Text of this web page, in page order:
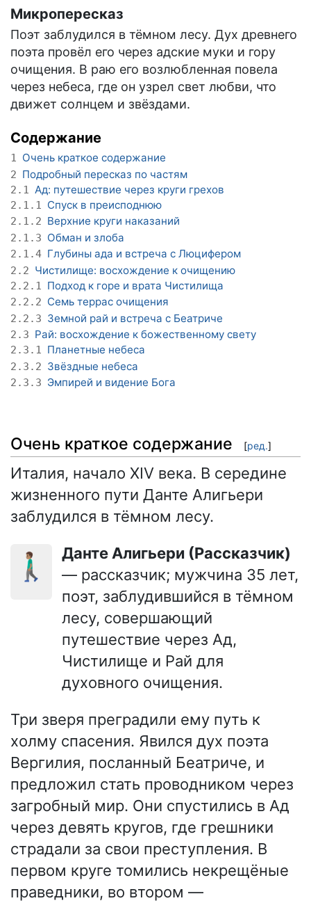
Микропересказ
Поэт заблудился в тёмном лесу. Дух древнего
поэта провёл его через адские муки и гору
очищения. В раю его возлюбленная повела
через небеса, где он узрел свет любви, что
движет солнцем и звёздами.
Содержание
1 Очень краткое содержание
2 Подробный пересказ по частям
2.1 Ад: путешествие через круги грехов
2.1.1 Спуск в преисподнюю
2.1.2 Верхние круги наказаний
2.1.3 Обман и злоба
2.1.4 Глубины ада и встреча с Люцифером
2.2 Чистилище: восхождение к очищению
2.2.1 Подход к горе и врата Чистилища
2.2.2 Семь террас очищения
2.2.3 Земной рай и встреча с Беатриче
2.3 Рай: восхождение к божественному свету
2.3.1 Планетные небеса
2.3.2 Звёздные небеса
2.3.3 Эмпирей и видение Бога
Очень краткое содержание [ред.]
Италия, начало XIV века. В середине
жизненного пути Данте Алигьери
заблудился в тёмном лесу.
🚶🏽‍♂️
Данте Алигьери (Рассказчик)
— рассказчик; мужчина 35 лет,
поэт, заблудившийся в тёмном
лесу, совершающий
путешествие через Ад,
Чистилище и Рай для
духовного очищения.
Три зверя преградили ему путь к
холму спасения. Явился дух поэта
Вергилия, посланный Беатриче, и
предложил стать проводником через
загробный мир. Они спустились в Ад
через девять кругов, где грешники
страдали за свои преступления. В
первом круге томились некрещёные
праведники, во втором —